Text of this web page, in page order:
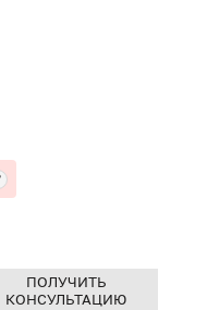
ПОЛУЧИТЬ
КОНСУЛЬТАЦИЮ